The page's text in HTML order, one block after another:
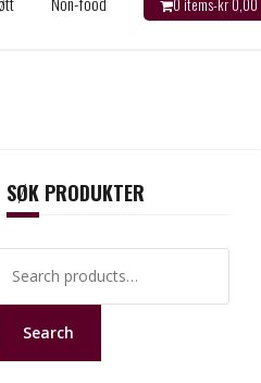
0 items-kr0,00
SØK PRODUKTER
for:
Search